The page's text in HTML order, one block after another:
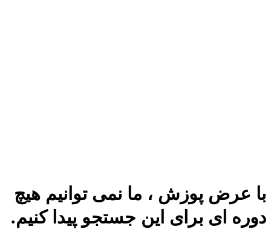
با عرض پوزش ، ما نمی توانیم هیچ
دوره ای برای این جستجو پیدا کنیم.